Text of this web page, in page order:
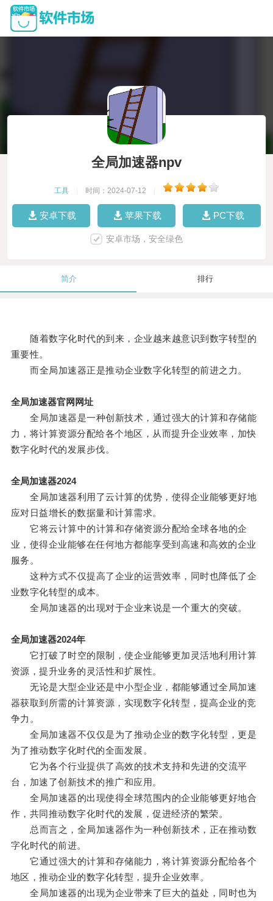
全局加速器npv
工具 时间：2024-07-12
安卓下载 苹果下载 PC下载
安卓市场，安全绿色
简介 排行
随着数字化时代的到来，企业越来越意识到数字转型的
重要性。
而全局加速器正是推动企业数字化转型的前进之力。
全局加速器官网网址
全局加速器是一种创新技术，通过强大的计算和存储能
力，将计算资源分配给各个地区，从而提升企业效率，加快
数字化时代的发展步伐。
全局加速器2024
全局加速器利用了云计算的优势，使得企业能够更好地
应对日益增长的数据量和计算需求。
它将云计算中的计算和存储资源分配给全球各地的企
业，使得企业能够在任何地方都能享受到高速和高效的企业
服务。
这种方式不仅提高了企业的运营效率，同时也降低了企
业数字化转型的成本。
全局加速器的出现对于企业来说是一个重大的突破。
全局加速器2024年
它打破了时空的限制，使企业能够更加灵活地利用计算
资源，提升业务的灵活性和扩展性。
无论是大型企业还是中小型企业，都能够通过全局加速
器获取到所需的计算资源，实现数字化转型，提高企业的竞
争力。
全局加速器不仅仅是为了推动企业的数字化转型，更是
为了推动数字化时代的全面发展。
它为各个行业提供了高效的技术支持和先进的交流平
台，加速了创新技术的推广和应用。
全局加速器的出现使得全球范围内的企业能够更好地合
作，共同推动数字化时代的发展，促进经济的繁荣。
总而言之，全局加速器作为一种创新技术，正在推动数
字化时代的前进。
它通过强大的计算和存储能力，将计算资源分配给各个
地区，推动企业的数字化转型，提升企业效率。
全局加速器的出现为企业带来了巨大的益处，同时也为